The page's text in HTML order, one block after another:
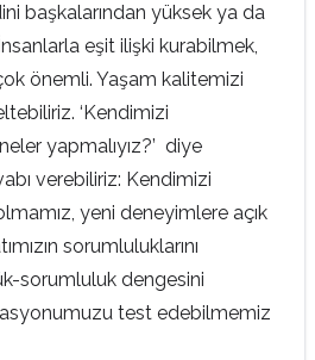
başkalarından yüksek ya da
eşit ilişki kurabilmek,
önemli. Yaşam kalitemizi
‘Kendimizi
yapmalıyız?’ diye
verebiliriz: Kendimizi
yeni deneyimlere açık
sorumluluklarını
sorumluluk dengesini
test edebilmemiz